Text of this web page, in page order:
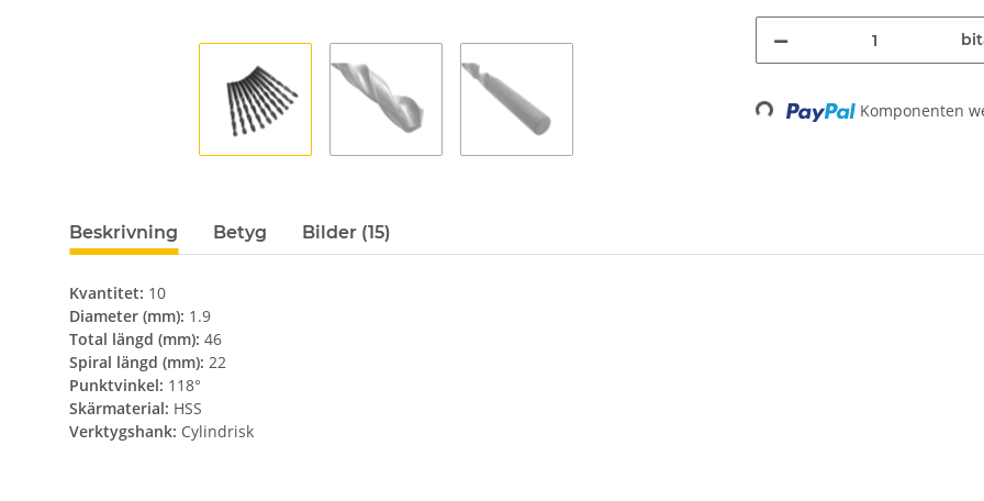
Loading... Komponenten
Beskrivning Betyg Bilder (15)
Kvantitet: 10
Diameter (mm): 1.9
Total längd (mm): 46
Spiral längd (mm): 22
Punktvinkel: 118°
Skärmaterial: HSS
Verktygshank: Cylindrisk